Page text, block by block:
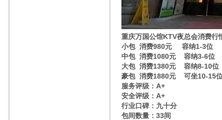
重庆万国公馆KTV夜总会消费行
小包 消费980元 容纳1-3位
中包 消费1080元 容纳3-6位
大包 消费1380元 容纳8-10位
豪包 消费1880元 可坐10-15
服务评级：A+
安全评级：A+
行业口碑：九十分
包间数量：33间